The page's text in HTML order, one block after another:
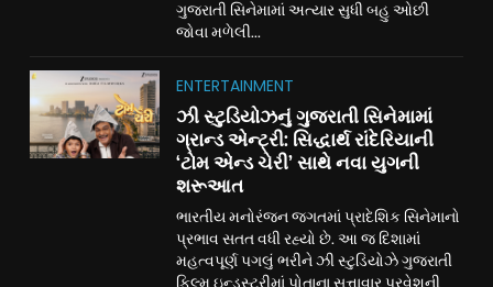
ગુજરાતી સિનેમામાં અત્યાર સુધી બહુ ઓછી
જોવા મળેલી...
ENTERTAINMENT
ઝી સ્ટુડિયોઝનું ગુજરાતી સિનેમામાં
ગ્રાન્ડ એન્ટ્રી: સિદ્ધાર્થ રાંદેરિયાની
‘ટોમ એન્ડ ચેરી’ સાથે નવા યુગની
શરૂઆત
ભારતીય મનોરંજન જગતમાં પ્રાદેશિક સિનેમાનો
પ્રભાવ સતત વધી રહ્યો છે. આ જ દિશામાં
મહત્વપૂર્ણ પગલું ભરીને ઝી સ્ટુડિયોઝે ગુજરાતી
ફિલ્મ ઇન્ડસ્ટ્રીમાં પોતાના સત્તાવાર પ્રવેશની